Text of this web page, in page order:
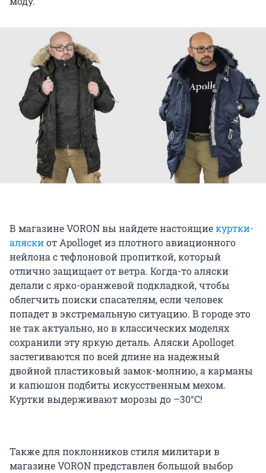
В магазине VORON вы найдете настоящиекуртки-
аляскиот Apolloget из плотного авиационного
нейлона с тефлоновой пропиткой, который
отлично защищает от ветра. Когда-то аляски
делали с ярко-оранжевой подкладкой, чтобы
облегчить поиски спасателям, если человек
попадет в экстремальную ситуацию. В городе это
не так актуально, но в классических моделях
сохранили эту яркую деталь. Аляски Apolloget
застегиваются по всей длине на надежный
двойной пластиковый замок-молнию, а карманы
и капюшон подбиты искусственным мехом.
Куртки выдерживают морозы до –30°С!
Также для поклонников стиля милитари в
магазине VORON представлен большой выбор